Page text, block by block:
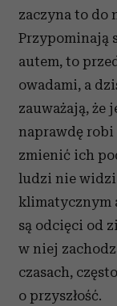
zaczyna to do
Przypominają
autem, to
owadami, a
zauważają, że
naprawdę robi
zmienić ich
ludzi nie widzi
klimatycznym
są odcięci od
w niej
czasach,
o przyszłość.